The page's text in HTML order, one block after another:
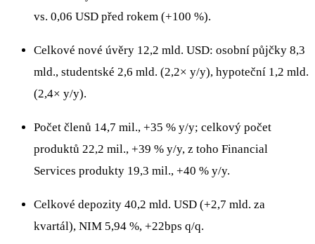
vs. 0,06 USD před rokem (+100 %).
Celkové nové úvěry 12,2 mld. USD: osobní půjčky 8,3
mld., studentské 2,6 mld. (2,2× y/y), hypoteční 1,2 mld.
(2,4× y/y).
Počet členů 14,7 mil., +35 % y/y; celkový počet
produktů 22,2 mil., +39 % y/y, z toho Financial
Services produkty 19,3 mil., +40 % y/y.
Celkové depozity 40,2 mld. USD (+2,7 mld. za
kvartál), NIM 5,94 %, +22bps q/q.